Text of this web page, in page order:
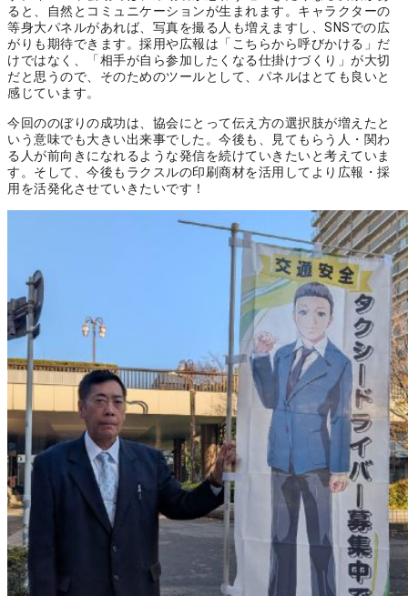
ると、自然とコミュニケーションが生まれます。キャラクターの
等身大パネルがあれば、写真を撮る人も増えますし、SNSでの広
がりも期待できます。採用や広報は「こちらから呼びかける」だ
けではなく、「相手が自ら参加したくなる仕掛けづくり」が大切
だと思うので、そのためのツールとして、パネルはとても良いと
感じています。
今回ののぼりの成功は、協会にとって伝え方の選択肢が増えたと
いう意味でも大きい出来事でした。今後も、見てもらう人・関わ
る人が前向きになれるような発信を続けていきたいと考えていま
す。そして、今後もラクスルの印刷商材を活用してより広報・採
用を活発化させていきたいです！